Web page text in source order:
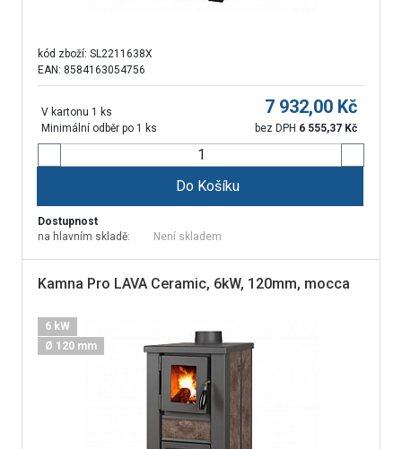
kód zboží: SL2211638X
EAN: 8584163054756
V kartonu 1 ks
Minimální odběr po 1 ks
7 932,00 Kč
bez DPH 6 555,37 Kč
Do Košíku
Dostupnost
na hlavním skladě:
Není skladem
Kamna Pro LAVA Ceramic, 6kW, 120mm, mocca
6 kW
Ø 120 mm